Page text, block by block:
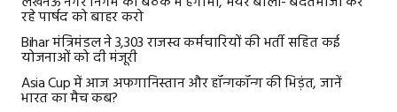
रहे पार्षद को बाहर करो
Bihar मंत्रिमंडल ने 3,303 राजस्व कर्मचारियों की भर्ती सहित कई
योजनाओं को दी मंजूरी
Asia Cup में आज अफगानिस्तान और हॉन्गकॉन्ग की भिड़ंत, जानें
भारत का मैच कब?